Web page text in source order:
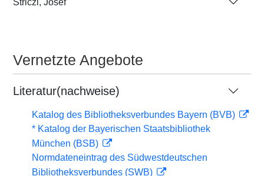
Vernetzte Angebote
Literatur(nachweise)
Katalog des Bibliotheksverbundes Bayern (BVB)
* Katalog der Bayerischen Staatsbibliothek
München (BSB)
Normdateneintrag des Südwestdeutschen
Bibliotheksverbundes (SWB)